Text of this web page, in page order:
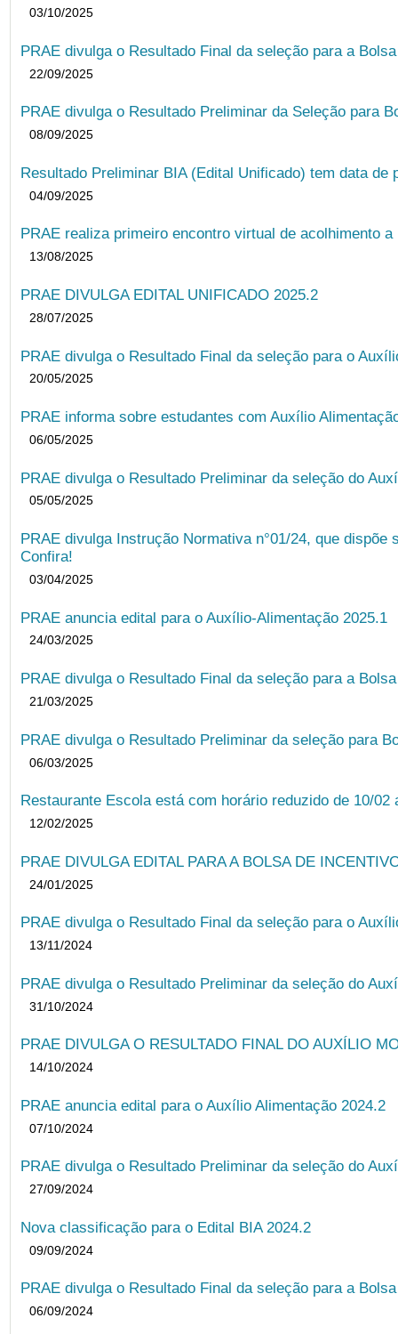
03/10/2025
PRAE divulga o Resultado Final da seleção para a
22/09/2025
PRAE divulga o Resultado Preliminar da Seleção para
08/09/2025
Resultado Preliminar BIA (Edital Unificado) tem data de
04/09/2025
PRAE realiza primeiro encontro virtual de acolhimento
13/08/2025
PRAE DIVULGA EDITAL UNIFICADO 2025.2
28/07/2025
PRAE divulga o Resultado Final da seleção para o
20/05/2025
PRAE informa sobre estudantes com Auxílio
06/05/2025
PRAE divulga o Resultado Preliminar da seleção do
05/05/2025
PRAE divulga Instrução Normativa n°01/24, que
Confira!
03/04/2025
PRAE anuncia edital para o Auxílio-Alimentação 2025.1
24/03/2025
PRAE divulga o Resultado Final da seleção para a
21/03/2025
PRAE divulga o Resultado Preliminar da seleção para
06/03/2025
Restaurante Escola está com horário reduzido de 10/
12/02/2025
PRAE DIVULGA EDITAL PARA A BOLSA DE
24/01/2025
PRAE divulga o Resultado Final da seleção para o
13/11/2024
PRAE divulga o Resultado Preliminar da seleção do
31/10/2024
PRAE DIVULGA O RESULTADO FINAL DO AUXÍLIO
14/10/2024
PRAE anuncia edital para o Auxílio Alimentação 2024.2
07/10/2024
PRAE divulga o Resultado Preliminar da seleção do
27/09/2024
Nova classificação para o Edital BIA 2024.2
09/09/2024
PRAE divulga o Resultado Final da seleção para a
06/09/2024